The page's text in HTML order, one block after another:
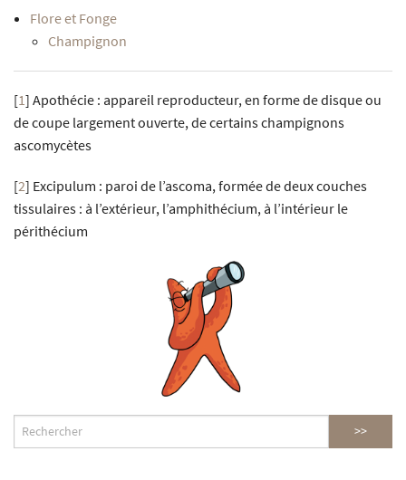
Flore et Fonge
Champignon
[1] Apothécie : appareil reproducteur, en forme de disque ou
de coupe largement ouverte, de certains champignons
ascomycètes
[2] Excipulum : paroi de l’ascoma, formée de deux couches
tissulaires : à l’extérieur, l’amphithécium, à l’intérieur le
périthécium